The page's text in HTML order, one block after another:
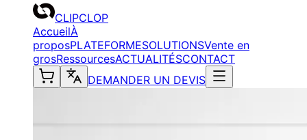
CLIPCLOP
AccueilÀ
proposPLATEFORMESOLUTIONSVente en
grosRessourcesACTUALITÉSCONTACT
DEMANDER UN DEVIS